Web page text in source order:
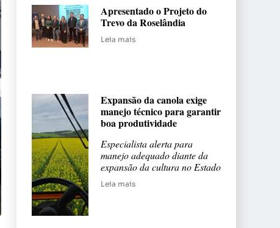
Apresentado o Projeto do
Trevo da Roselândia
Leia mais
Expansão da canola exige
manejo técnico para garantir
boa produtividade
Especialista alerta para
manejo adequado diante da
expansão da cultura no Estado
Leia mais